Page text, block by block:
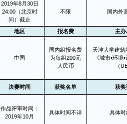
2019年8月30日
24:00（北京时
间）截止
不限 国内外
地区 报名费 主
中国
国内组报名费
为每组200元
人民币
天津大学建
《城市•环境
（
决赛时间 获奖名单 获
作品评审时间：
2019年10月
具体时间不详 具体